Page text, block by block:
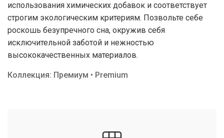
использования химических добавок и соответствует
строгим экологическим критериям. Позвольте себе
роскошь безупречного сна, окружив себя
исключительной заботой и нежностью
высококачественных материалов.
Коллекция: Премиум • Premium